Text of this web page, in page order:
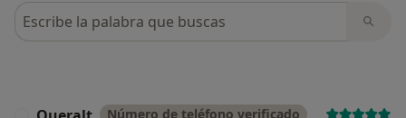
Busca en opiniones
Número de teléfono verificado